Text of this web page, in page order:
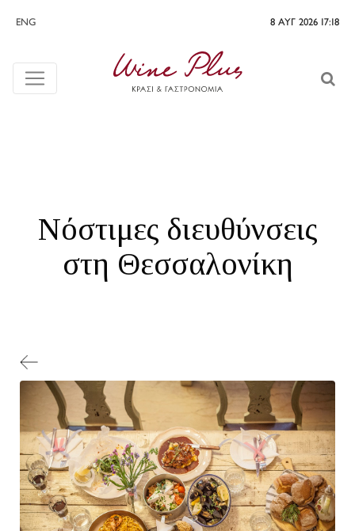
ENG 8 ΑΥΓ 2026 17:18
Νόστιμες διευθύνσεις
στη Θεσσαλονίκη